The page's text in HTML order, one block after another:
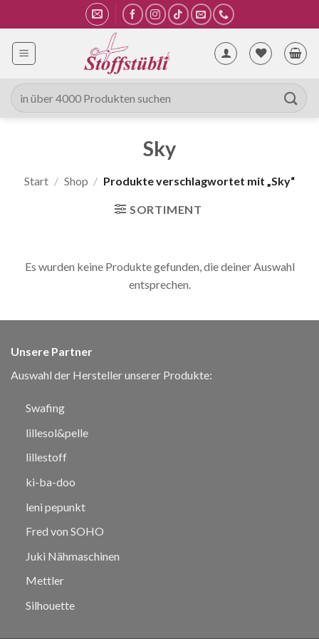
Inhalt
springen
Suche
nach:
Sky
Start / Shop / Produkte verschlagwortet mit „Sky“
SORTIMENT
Es wurden keine Produkte gefunden, die deiner Auswahl
entsprechen.
Unsere Partner
Auswahl der Hersteller unserer Produkte:
Swafing
lillesol&pelle
lillestoff
ki-ba-doo
leni pepunkt
Fred von SOHO
Juki Nähmaschinen
Mettler
Silhouette